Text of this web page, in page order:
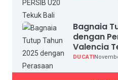
Bagnaia
dengan
Valencia
DUCATI